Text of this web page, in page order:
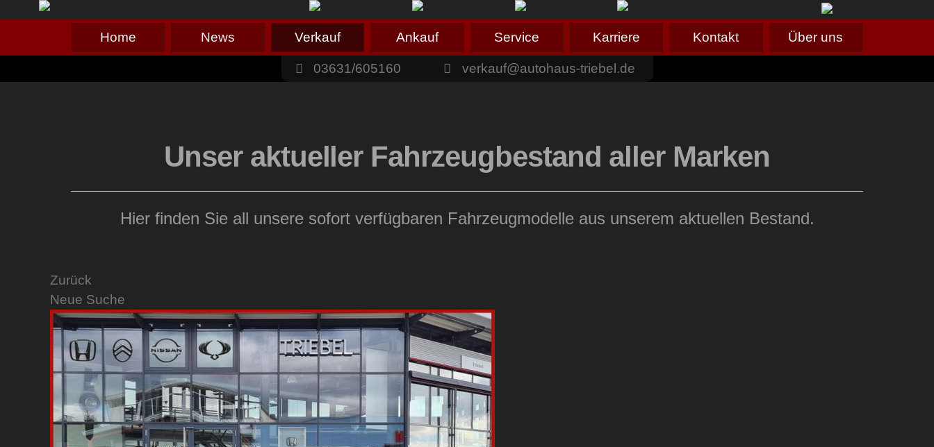
Home News Verkauf Ankauf Service Karriere Kontakt Über uns
03631/605160 verkauf@autohaus-triebel.de
Unser aktueller Fahrzeugbestand aller Marken
Hier finden Sie all unsere sofort verfügbaren Fahrzeugmodelle aus unserem aktuellen Bestand.
Zurück
Neue Suche